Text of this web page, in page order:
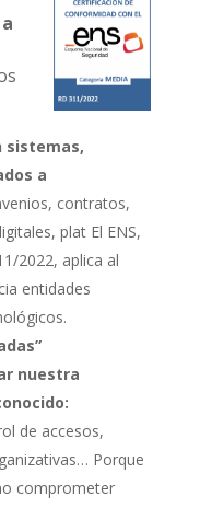
sistemas,
a
contratos,
plat El ENS,
2022, aplica al
entidades
nuestra
de accesos,
Porque
comprometer